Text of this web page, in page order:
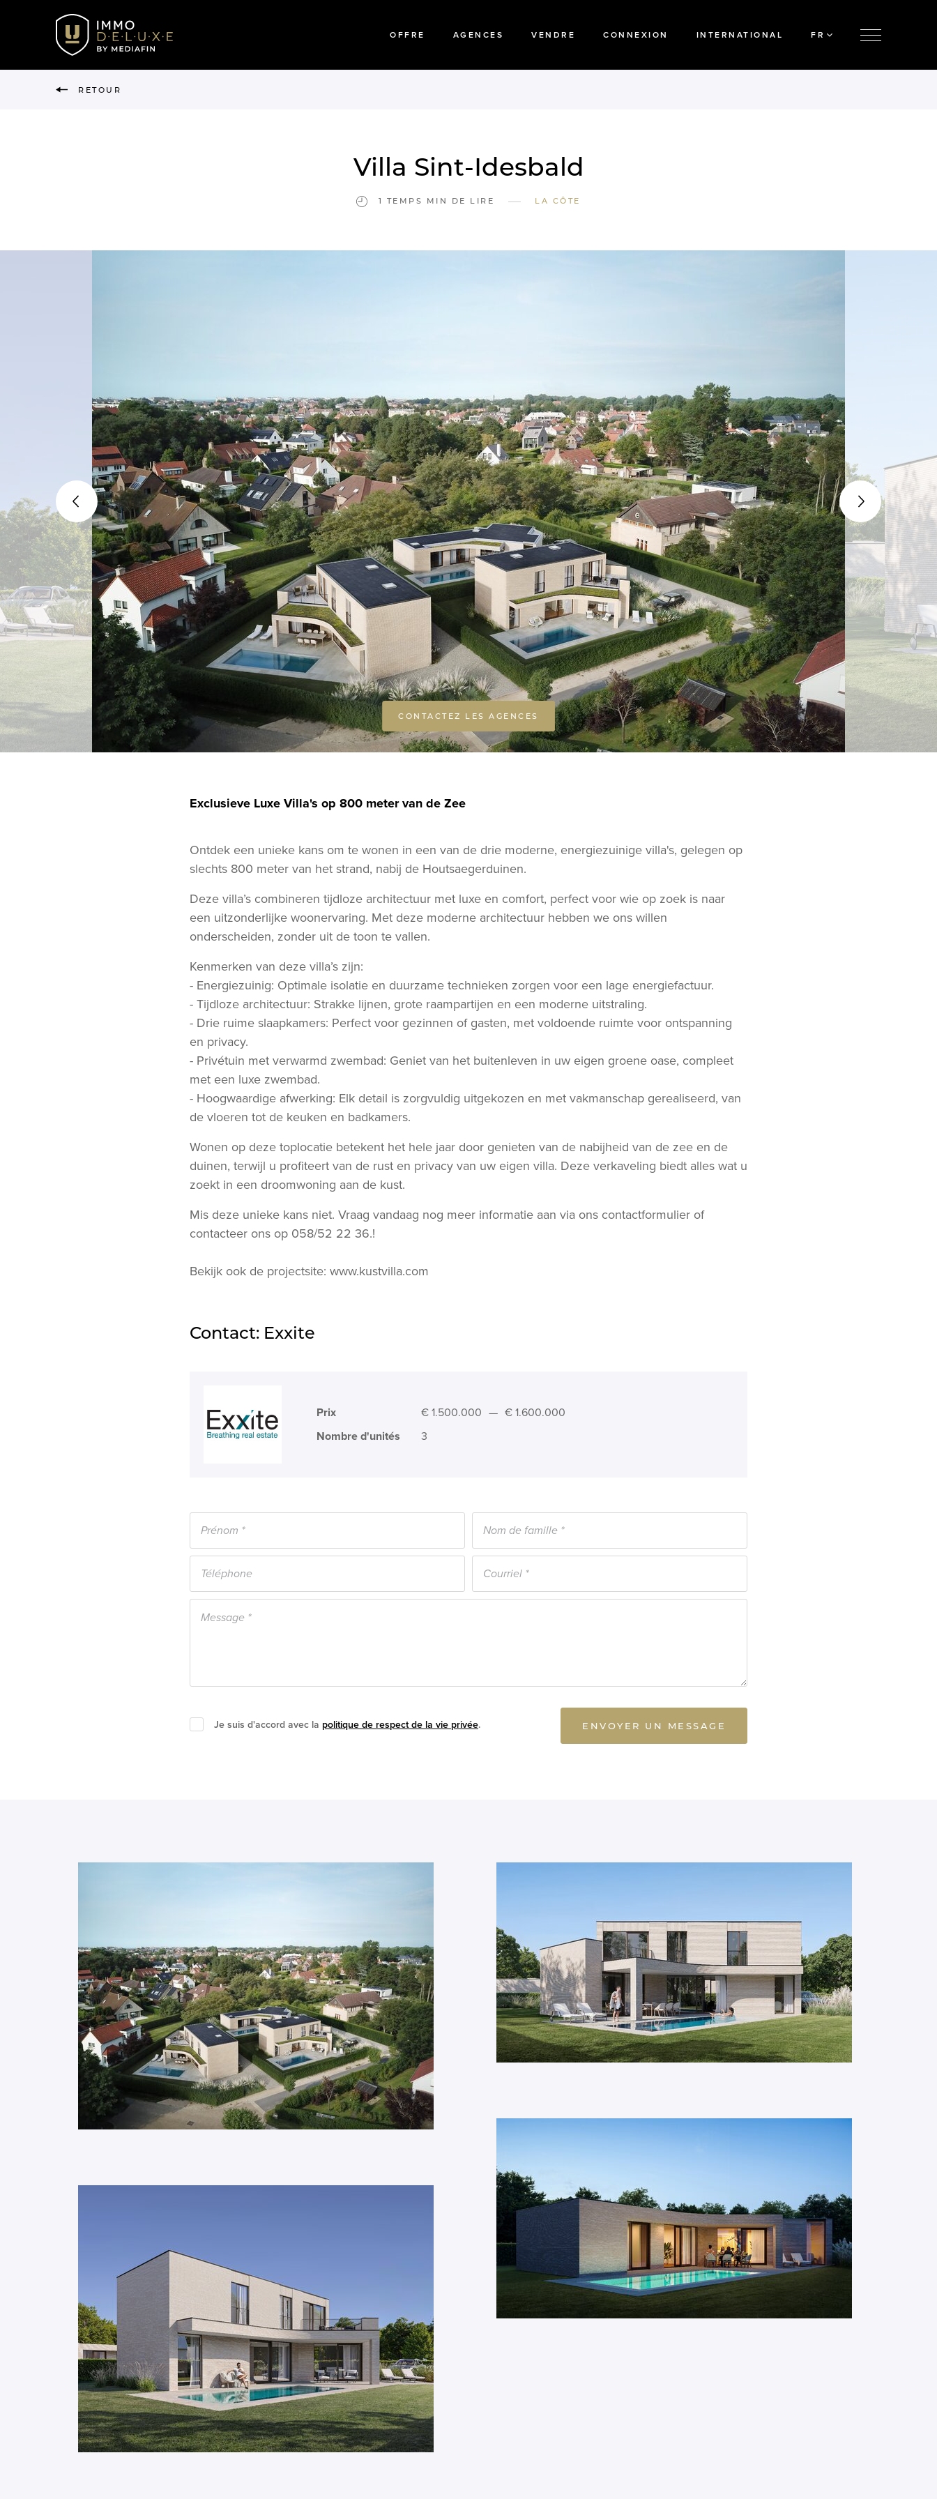
OFFRE AGENCES VENDRE CONNEXION INTERNATIONAL FR
RETOUR
Villa Sint-Idesbald
1 TEMPS MIN DE LIRE — LA CÔTE
CONTACTEZ LES AGENCES
Exclusieve Luxe Villa's op 800 meter van de Zee
Ontdek een unieke kans om te wonen in een van de drie moderne, energiezuinige villa's, gelegen op
slechts 800 meter van het strand, nabij de Houtsaegerduinen.
Deze villa’s combineren tijdloze architectuur met luxe en comfort, perfect voor wie op zoek is naar
een uitzonderlijke woonervaring. Met deze moderne architectuur hebben we ons willen
onderscheiden, zonder uit de toon te vallen.
Kenmerken van deze villa’s zijn:
- Energiezuinig: Optimale isolatie en duurzame technieken zorgen voor een lage energiefactuur.
- Tijdloze architectuur: Strakke lijnen, grote raampartijen en een moderne uitstraling.
- Drie ruime slaapkamers: Perfect voor gezinnen of gasten, met voldoende ruimte voor ontspanning
en privacy.
- Privétuin met verwarmd zwembad: Geniet van het buitenleven in uw eigen groene oase, compleet
met een luxe zwembad.
- Hoogwaardige afwerking: Elk detail is zorgvuldig uitgekozen en met vakmanschap gerealiseerd, van
de vloeren tot de keuken en badkamers.
Wonen op deze toplocatie betekent het hele jaar door genieten van de nabijheid van de zee en de
duinen, terwijl u profiteert van de rust en privacy van uw eigen villa. Deze verkaveling biedt alles wat u
zoekt in een droomwoning aan de kust.
Mis deze unieke kans niet. Vraag vandaag nog meer informatie aan via ons contactformulier of
contacteer ons op 058/52 22 36.!
Bekijk ook de projectsite: www.kustvilla.com
Contact: Exxite
Prix € 1.500.000 — € 1.600.000
Nombre d'unités
3
Je suis d'accord avec la politique de respect de la vie privée. ENVOYER UN MESSAGE